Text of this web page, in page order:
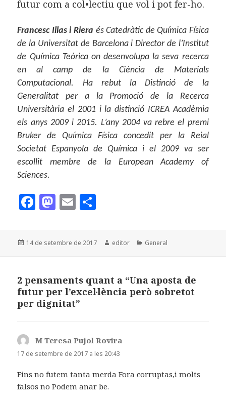
futur com a col•lectiu que vol i pot fer-ho.
Francesc Illas i Riera és Catedràtic de Química Física
de la Universitat de Barcelona i Director de l’Institut
de Química Teòrica on desenvolupa la seva recerca
en al camp de la Ciència de Materials
Computacional. Ha rebut la Distinció de la
Generalitat per a la Promoció de la Recerca
Universitària el 2001 i la distinció ICREA Acadèmia
els anys 2009 i 2015. L’any 2004 va rebre el premi
Bruker de Química Física concedit per la Reial
Societat Espanyola de Química i el 2009 va ser
escollit membre de la European Academy of
Sciences.
F
c
e
o
o
M
to
d
n
E
ai
l
m
p
rt
ei
Publicat
14 de setembre de 2017 Autor
editor Categories
General
2 pensaments quant a “Una aposta de
futur per l’excel·lència però sobretot
per dignitat”
M Teresa Pujol Rovira
17 de setembre de 2017 a les 20:43
Fins no futem tanta merda Fora corruptas,i molts
falsos no Podem anar be.